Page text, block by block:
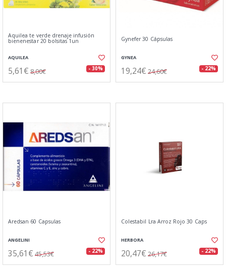
Aquilea te verde drenaje infusión
bienenestar 20 bolsitas 1un
AQUILEA
5,61€ 8,00€ - 30%
Gynefer 30 Cápsulas
GYNEA
19,24€ 24,60€ - 22%
Aredsan 60 Capsulas
ANGELINI
35,61€ 45,53€ - 22%
Colestabil Lra Arroz Rojo 30 Caps
HERBORA
20,47€ 26,17€ - 22%